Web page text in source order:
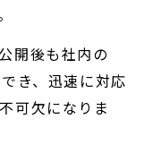
開後も社内の
き、迅速に対応
可欠になりま